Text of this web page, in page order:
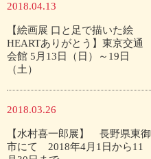
2018.04.13
【絵画展 口と足で描いた絵
HEARTありがとう】東京交通
会館 5月13日（日）～19日
（土）
2018.03.26
【水村喜一郎展】 長野県東御
市にて 2018年4月1日から11